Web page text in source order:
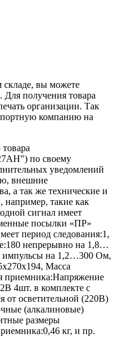
вы можете
Для получения товара
организации. Так
компанию на
по своему
уведомлений
внешние
а так же технические и
например, такие как
сигнал имеет
посылки «ПР»
период следования:1 ,
180 непрерывно на 1,8…
на 1,2…300 Ом,
, Масса
приемника:Напряжение
4шт. в комплекте с
от осветительной (220В)
(алкалиновые)
размеры
0,46 кг, и пр.